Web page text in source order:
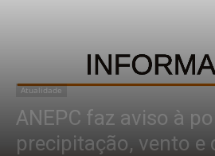
Atualidade
ANEPC faz aviso à
precipitação, vento e